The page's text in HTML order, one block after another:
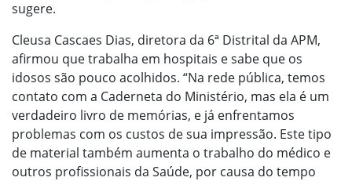
sugere.
Cleusa Cascaes Dias, diretora da 6ª Distrital da APM,
afirmou que trabalha em hospitais e sabe que os
idosos são pouco acolhidos. “Na rede pública, temos
contato com a Caderneta do Ministério, mas ela é um
verdadeiro livro de memórias, e já enfrentamos
problemas com os custos de sua impressão. Este tipo
de material também aumenta o trabalho do médico e
outros profissionais da Saúde, por causa do tempo